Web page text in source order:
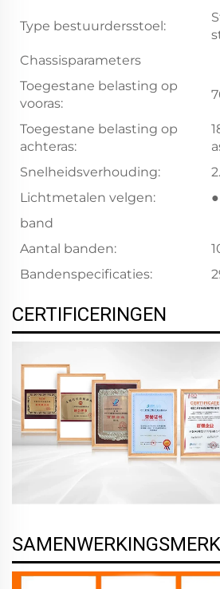
Type bestuurdersstoel:
Chassisparameters
Toegestane belasting op
vooras:
Toegestane belasting op
achteras:
Snelheidsverhouding:
Lichtmetalen velgen:
●
band
Aantal banden:
Bandenspecificaties:
CERTIFICERINGEN
SAMENWERKINGSMERK